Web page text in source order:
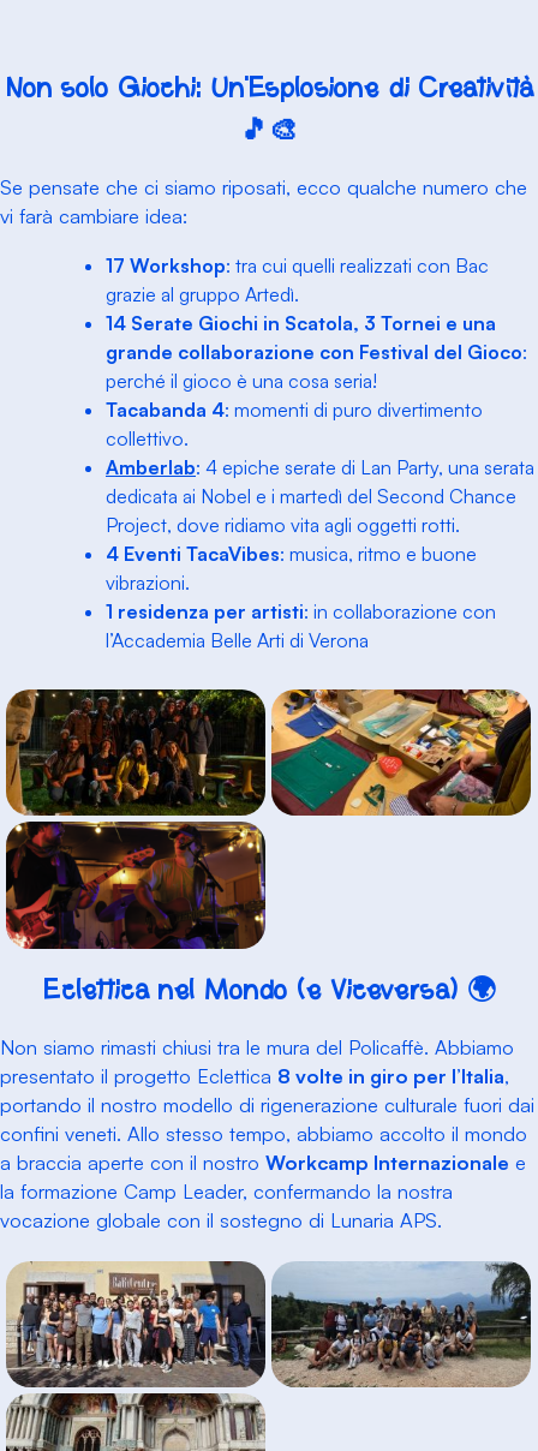
Non solo Giochi: Un’Esplosione di Creatività
🎵🎨
Se pensate che ci siamo riposati, ecco qualche numero che
vi farà cambiare idea:
17 Workshop: tra cui quelli realizzati con Bac
grazie al gruppo Artedì.
14 Serate Giochi in Scatola, 3 Tornei e una
grande collaborazione con Festival del Gioco:
perché il gioco è una cosa seria!
Tacabanda 4: momenti di puro divertimento
collettivo.
Amberlab: 4 epiche serate di Lan Party, una serata
dedicata ai Nobel e i martedì del Second Chance
Project, dove ridiamo vita agli oggetti rotti.
4 Eventi TacaVibes: musica, ritmo e buone
vibrazioni.
1 residenza per artisti: in collaborazione con
l’Accademia Belle Arti di Verona
Eclettica nel Mondo (e Viceversa) 🌍
Non siamo rimasti chiusi tra le mura del Policaffè. Abbiamo
presentato il progetto Eclettica 8 volte in giro per l’Italia,
portando il nostro modello di rigenerazione culturale fuori dai
confini veneti. Allo stesso tempo, abbiamo accolto il mondo
a braccia aperte con il nostro Workcamp Internazionale e
la formazione Camp Leader, confermando la nostra
vocazione globale con il sostegno di Lunaria APS.